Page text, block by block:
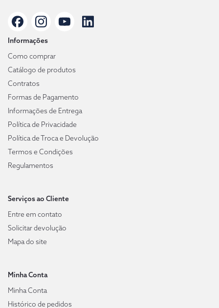
Informações
Como comprar
Catálogo de produtos
Contratos
Formas de Pagamento
Informações de Entrega
Política de Privacidade
Política de Troca e Devolução
Termos e Condições
Regulamentos
Serviços ao Cliente
Entre em contato
Solicitar devolução
Mapa do site
Minha Conta
Minha Conta
Histórico de pedidos